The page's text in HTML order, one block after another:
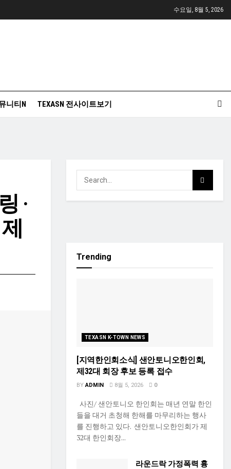
수요일, 8월 5, 2026
니티N TEXASN 전사이트보기
·
Trending
TEXASN K-TOWN NEWS
[지역한인회소식] 샌안토니오한인회,
제32대 회장 후보 등록 접수
BY ADMIN 8월 5, 2026 0
사진/ 샌안토니오 한인회는 매년 연말 한인
들을 대거 초청해 한해를 마무리하는 행사
를 진행하고 있다. 샌안토니오한인회가 제
32대 한인회장...
라운드락 가정폭력 흉